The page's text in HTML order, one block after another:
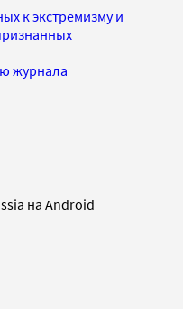
к экстремизму и
журнала
на Android